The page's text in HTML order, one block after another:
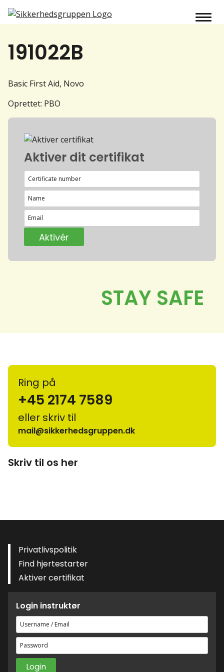
191022B
Basic First Aid, Novo
Oprettet: PBO
Aktiver dit certifikat
Ring på
+45 2174 7589
eller skriv til
mail@sikkerhedsgruppen.dk
Skriv til os her
Privatlivspolitik
Find hjertestarter
Aktiver certifikat
Login instruktør
Brugernavn
eller
e-
mailadresse
Adgangskode